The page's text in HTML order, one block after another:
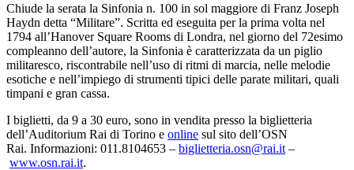
Chiude la serata la Sinfonia n. 100 in sol maggiore di Franz Joseph
Haydn detta “Militare”. Scritta ed eseguita per la prima volta nel
1794 all’Hanover Square Rooms di Londra, nel giorno del 72esimo
compleanno dell’autore, la Sinfonia è caratterizzata da un piglio
militaresco, riscontrabile nell’uso di ritmi di marcia, nelle melodie
esotiche e nell’impiego di strumenti tipici delle parate militari, quali
timpani e gran cassa.
I biglietti, da 9 a 30 euro, sono in vendita presso la biglietteria
dell’Auditorium Rai di Torino e online sul sito dell’OSN
Rai. Informazioni: 011.8104653 – biglietteria.osn@rai.it –
www.osn.rai.it.